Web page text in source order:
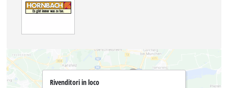
Rivenditori in loco